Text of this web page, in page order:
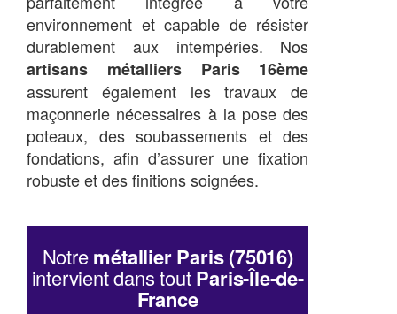
environnement et capable de résister
durablement aux intempéries. Nos
artisans métalliers Paris 16ème
assurent également les travaux de
maçonnerie nécessaires à la pose des
poteaux, des soubassements et des
fondations, afin d’assurer une fixation
robuste et des finitions soignées.
Notremétallier Paris (75016)
intervient dans toutParis-Île-de-
France